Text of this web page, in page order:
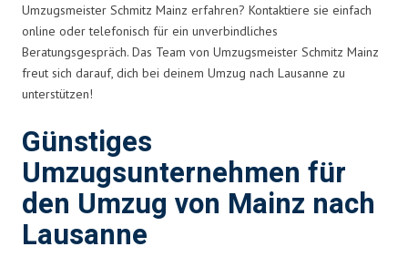
Umzugsmeister Schmitz Mainz erfahren? Kontaktiere sie einfach
online oder telefonisch für ein unverbindliches
Beratungsgespräch. Das Team von Umzugsmeister Schmitz Mainz
freut sich darauf, dich bei deinem Umzug nach Lausanne zu
unterstützen!
Günstiges
Umzugsunternehmen für
den Umzug von Mainz nach
Lausanne